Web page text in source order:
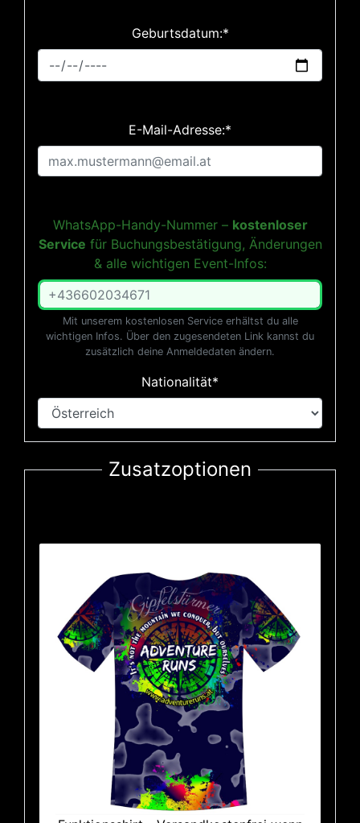
Geburtsdatum:*
E-Mail-Adresse:*
WhatsApp-Handy-Nummer – kostenloser
Service für Buchungsbestätigung, Änderungen
& alle wichtigen Event-Infos:
Mit unserem kostenlosen Service erhältst du alle
wichtigen Infos. Über den zugesendeten Link kannst du
zusätzlich deine Anmeldedaten ändern.
Nationalität*
Zusatzoptionen